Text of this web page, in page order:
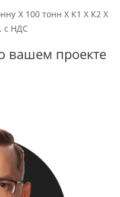
Х 100 тонн Х К1 Х К2 Х
с НДС
вашем проекте